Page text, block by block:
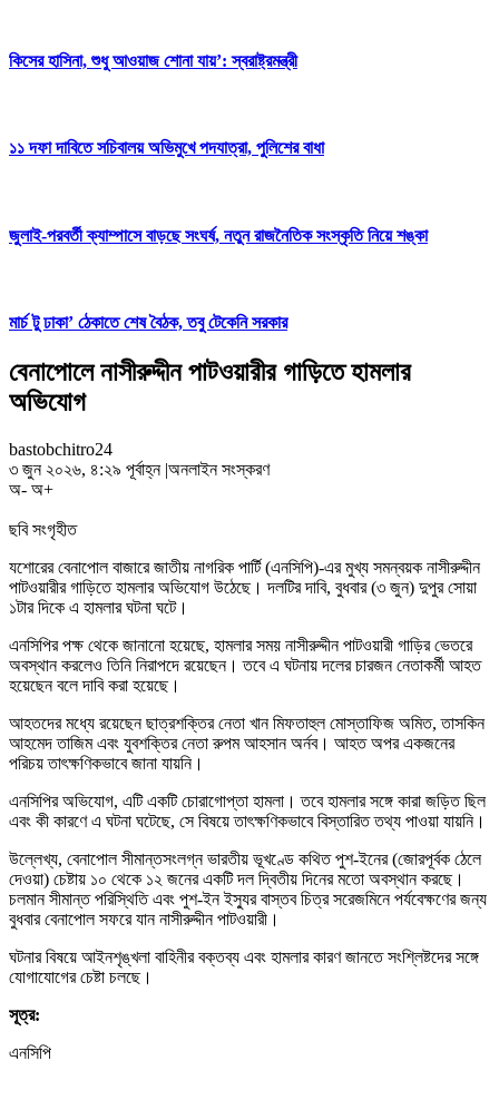
কিসের হাসিনা, শুধু আওয়াজ শোনা যায়’: স্বরাষ্ট্রমন্ত্রী
১১ দফা দাবিতে সচিবালয় অভিমুখে পদযাত্রা, পুলিশের বাধা
জুলাই-পরবর্তী ক্যাম্পাসে বাড়ছে সংঘর্ষ, নতুন রাজনৈতিক সংস্কৃতি নিয়ে শঙ্কা
মার্চ টু ঢাকা’ ঠেকাতে শেষ বৈঠক, তবু টেকেনি সরকার
বেনাপোলে নাসীরুদ্দীন পাটওয়ারীর গাড়িতে হামলার
অভিযোগ
bastobchitro24
৩ জুন ২০২৬, ৪:২৯ পূর্বাহ্ন |অনলাইন সংস্করণ
অ- অ+
ছবি সংগৃহীত
যশোরের বেনাপোল বাজারে জাতীয় নাগরিক পার্টি (এনসিপি)-এর মুখ্য সমন্বয়ক নাসীরুদ্দীন
পাটওয়ারীর গাড়িতে হামলার অভিযোগ উঠেছে। দলটির দাবি, বুধবার (৩ জুন) দুপুর সোয়া
১টার দিকে এ হামলার ঘটনা ঘটে।
এনসিপির পক্ষ থেকে জানানো হয়েছে, হামলার সময় নাসীরুদ্দীন পাটওয়ারী গাড়ির ভেতরে
অবস্থান করলেও তিনি নিরাপদে রয়েছেন। তবে এ ঘটনায় দলের চারজন নেতাকর্মী আহত
হয়েছেন বলে দাবি করা হয়েছে।
আহতদের মধ্যে রয়েছেন ছাত্রশক্তির নেতা খান মিফতাহুল মোস্তাফিজ অমিত, তাসকিন
আহমেদ তাজিম এবং যুবশক্তির নেতা রুপম আহসান অর্নব। আহত অপর একজনের
পরিচয় তাৎক্ষণিকভাবে জানা যায়নি।
এনসিপির অভিযোগ, এটি একটি চোরাগোপ্তা হামলা। তবে হামলার সঙ্গে কারা জড়িত ছিল
এবং কী কারণে এ ঘটনা ঘটেছে, সে বিষয়ে তাৎক্ষণিকভাবে বিস্তারিত তথ্য পাওয়া যায়নি।
উল্লেখ্য, বেনাপোল সীমান্তসংলগ্ন ভারতীয় ভূখণ্ডে কথিত পুশ-ইনের (জোরপূর্বক ঠেলে
দেওয়া) চেষ্টায় ১০ থেকে ১২ জনের একটি দল দ্বিতীয় দিনের মতো অবস্থান করছে।
চলমান সীমান্ত পরিস্থিতি এবং পুশ-ইন ইস্যুর বাস্তব চিত্র সরেজমিনে পর্যবেক্ষণের জন্য
বুধবার বেনাপোল সফরে যান নাসীরুদ্দীন পাটওয়ারী।
ঘটনার বিষয়ে আইনশৃঙ্খলা বাহিনীর বক্তব্য এবং হামলার কারণ জানতে সংশ্লিষ্টদের সঙ্গে
যোগাযোগের চেষ্টা চলছে।
সূত্র:
এনসিপি